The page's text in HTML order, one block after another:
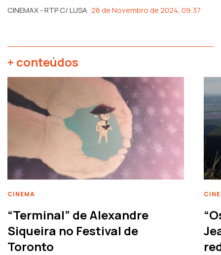
CINEMAX - RTP C/ LUSA 28 de Novembro de 2024, 09:37
+ conteúdos
CINEMA
“Terminal” de Alexandre
Siqueira no Festival de
Toronto